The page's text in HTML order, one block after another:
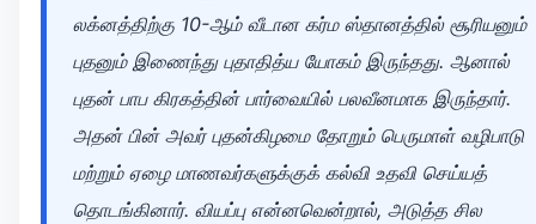
லக்னத்திற்கு 10-ஆம் வீடான கர்ம ஸ்தானத்தில் சூரியனும்
புதனும் இணைந்து புதாதித்ய யோகம் இருந்தது. ஆனால்
புதன் பாப கிரகத்தின் பார்வையில் பலவீனமாக இருந்தார்.
அதன் பின் அவர் புதன்கிழமை தோறும் பெருமாள் வழிபாடு
மற்றும் ஏழை மாணவர்களுக்குக் கல்வி உதவி செய்யத்
தொடங்கினார். வியப்பு என்னவென்றால், அடுத்த சில